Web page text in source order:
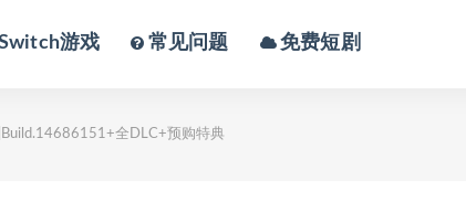
游戏 常见问题 免费短剧
全DLC+预购特典